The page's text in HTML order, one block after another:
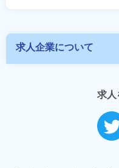
求人企業について
求人